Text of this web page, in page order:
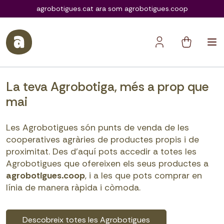
agrobotigues.coop
agrobotigues.cat ara som agrobotigues.coop
La teva Agrobotiga, més a prop que
mai
Les Agrobotigues són punts de venda de les
cooperatives agràries de productes propis i de
proximitat. Des d’aquí pots accedir a totes les
Agrobotigues que ofereixen els seus productes a
agrobotigues.coop, i a les que pots comprar en
línia de manera ràpida i còmoda.
Descobreix totes les Agrobotigues